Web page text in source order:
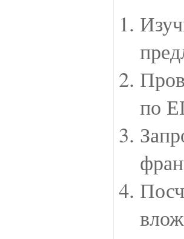
по